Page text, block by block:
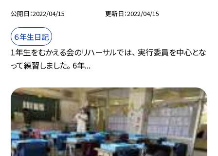
公開日 2022/04/15 更新日 2022/04/15
６年生日記
1年生をむかえる会のリハーサルでは、 実行委員を中心とな
って練習しました。 6年...